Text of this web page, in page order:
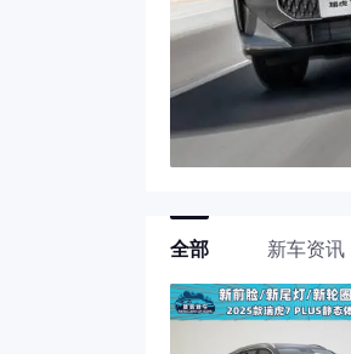
全部 新车资讯